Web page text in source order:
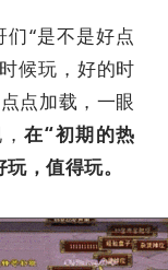
“是不是好点
候玩，好的时
点加载，一眼
，在“初期的热
，值得玩。